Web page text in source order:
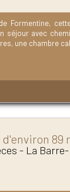
Formentine,
séjour avec
une chambre
89
- La